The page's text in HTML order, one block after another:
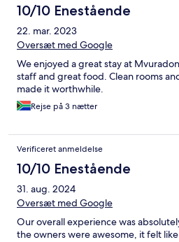
10/10 Enestående
22. mar. 2023
Oversæt med Google
We enjoyed a great stay at
staff and great food. Clean rooms
made it worthwhile.
Rejse på 3 nætter
Verificeret anmeldelse
10/10 Enestående
31. aug. 2024
Oversæt med Google
Our overall experience was
the owners were awesome, it felt